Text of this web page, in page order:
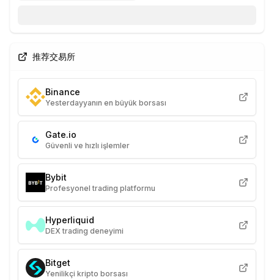
推荐交易所
Binance
Yesterdayyanın en büyük borsası
Gate.io
Güvenli ve hızlı işlemler
Bybit
Profesyonel trading platformu
Hyperliquid
DEX trading deneyimi
Bitget
Yenilikçi kripto borsası